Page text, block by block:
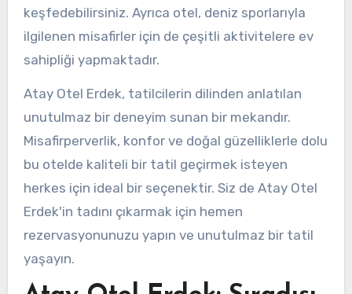
keşfedebilirsiniz. Ayrıca otel, deniz sporlarıyla
ilgilenen misafirler için de çeşitli aktivitelere ev
sahipliği yapmaktadır.
Atay Otel Erdek, tatilcilerin dilinden anlatılan
unutulmaz bir deneyim sunan bir mekandır.
Misafirperverlik, konfor ve doğal güzelliklerle dolu
bu otelde kaliteli bir tatil geçirmek isteyen
herkes için ideal bir seçenektir. Siz de Atay Otel
Erdek'in tadını çıkarmak için hemen
rezervasyonunuzu yapın ve unutulmaz bir tatil
yaşayın.